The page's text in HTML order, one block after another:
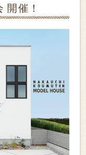
開催！